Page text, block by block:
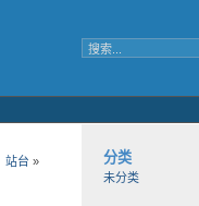
站台 » 分类
未分类